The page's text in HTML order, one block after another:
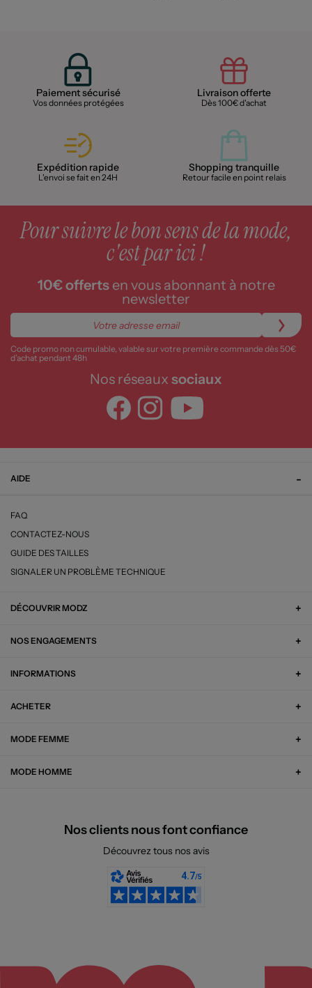
Paiement sécurisé
Vos données protégées
Livraison offerte
Dès 100€ d'achat
Expédition rapide
L'envoi se fait en 24H
Shopping tranquille
Retour facile en point relais
Pour suivre le bon sens de la mode,
c'est par ici !
10€ offertsen vous abonnant à notre
newsletter
Code promo non cumulable, valable sur votre première commande dès 50€
d’achat pendant 48h
Nos réseaux sociaux
AIDE
FAQ
CONTACTEZ-NOUS
GUIDE DES TAILLES
SIGNALER UN PROBLÈME TECHNIQUE
DÉCOUVRIR MODZ
NOS ENGAGEMENTS
INFORMATIONS
ACHETER
MODE FEMME
MODE HOMME
Nos clients nous font confiance
Découvrez tous nos avis